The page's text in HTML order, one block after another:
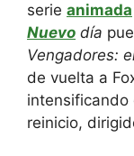
serie animada
Nuevo día
Vengadores:
de vuelta a
intensificando
reinicio,